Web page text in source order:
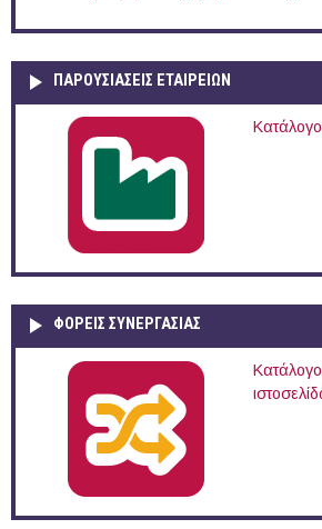
ΠΑΡΟΥΣΙΆΣΕΙΣ ΕΤΑΙΡΕΙΏΝ
ΦΟΡΕΙΣ ΣΥΝΕΡΓΑΣΙΑΣ